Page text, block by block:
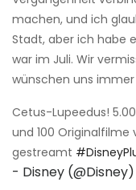
machen, und ich
Stadt, aber ich habe
war im Juli. Wir
wünschen uns immer
Cetus-Lupeedus!
und 100 Originalfilme
gestreamt
- Disney (@Disney)